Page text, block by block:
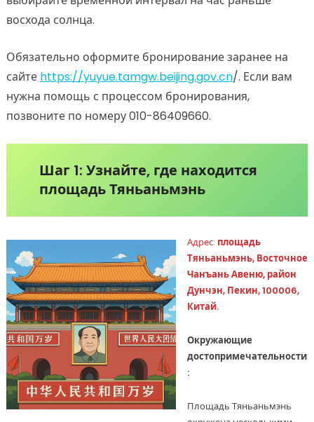
восхода солнца.
Обязательно оформите бронирование заранее на
сайте https://yuyue.tamgw.beijing.gov.cn/. Если вам
нужна помощь с процессом бронирования,
позвоните по номеру 010-86409660.
Шаг 1: Узнайте, где находится
площадь Тяньаньмэнь
Адрес: площадь
Тяньаньмэнь, Восточное
Чанъань Авеню, район
Дунчэн, Пекин, 100006,
Китай.
Окружающие
достопримечательности
:
Площадь Тяньаньмэнь